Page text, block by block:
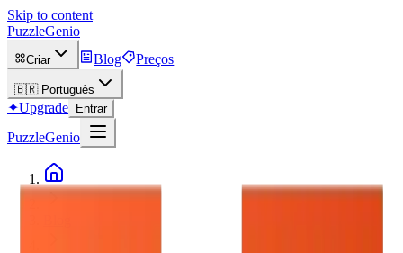
Skip to content
PuzzleGenio
Criar Blog Preços
🇧🇷 Português
✦Upgrade Entrar
PuzzleGenio